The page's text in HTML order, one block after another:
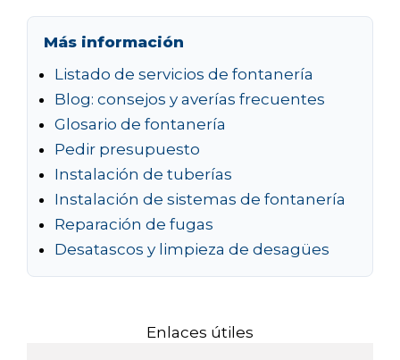
Más información
Listado de servicios de fontanería
Blog: consejos y averías frecuentes
Glosario de fontanería
Pedir presupuesto
Instalación de tuberías
Instalación de sistemas de fontanería
Reparación de fugas
Desatascos y limpieza de desagües
Enlaces útiles